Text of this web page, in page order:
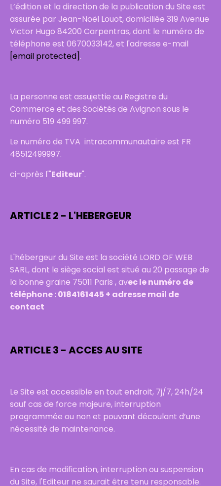
L’édition et la direction de la publication du Site est
assurée par Jean-Noël Louot, domiciliée 319 Avenue
Victor Hugo 84200 Carpentras, dont le numéro de
téléphone est 0670033142, et l'adresse e-mail
[email protected].
La personne est assujettie au Registre du
Commerce et des Sociétés de Avignon sous le
numéro 519 499 997.
Le numéro de TVA intracommunautaire est FR
48512499997.
ci-après l'"Editeur".
ARTICLE 2 - L'HEBERGEUR
L'hébergeur du Site est la société LORD OF WEB
SARL, dont le siège social est situé au 20 passage de
la bonne graine 75011 Paris , avec le numéro de
téléphone : 0184161445 + adresse mail de
contact
ARTICLE 3 - ACCES AU SITE
Le Site est accessible en tout endroit, 7j/7, 24h/24
sauf cas de force majeure, interruption
programmée ou non et pouvant découlant d’une
nécessité de maintenance.
En cas de modification, interruption ou suspension
du Site, l'Editeur ne saurait être tenu responsable.